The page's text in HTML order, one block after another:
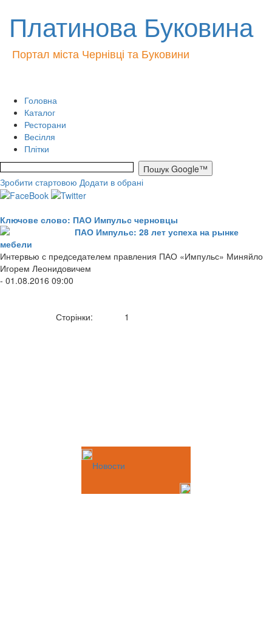
Платинова Буковина
Портал міста Чернівці та Буковини
Головна
Каталог
Ресторани
Весілля
Плітки
Зробити стартовою Додати в обрані
Ключове слово: ПАО Импульс черновцы
ПАО Импульс: 28 лет успеха на рынке
мебели
Интервью с председателем правления ПАО «Импульс» Миняйло
Игорем Леонидовичем
- 01.08.2016 09:00
Сторінки: 1
Новости